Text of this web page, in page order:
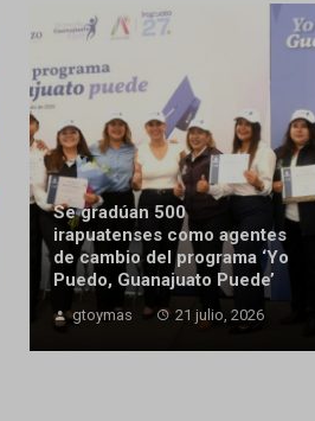
Se gradúan 500
irapuatenses como agentes
de cambio del programa ‘Yo
Puedo, Guanajuato Puede’
gtoymas 21 julio, 2026